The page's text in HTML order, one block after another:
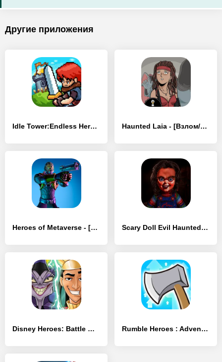
Другие приложения
Idle Tower:Endless Heroes - [Взлом/МОД Все открыто] Haunted Laia - [Взлом/МОД Меню]
Heroes of Metaverse - [Взлом/МОД Unlocked] Scary Doll Evil Haunted House - [Взлом/МОД Все открыто]
Disney Heroes: Battle Mode - [Взлом/МОД Меню] Rumble Heroes : Adventure RPG - [Взлом/МОД Бесконечные деньги]